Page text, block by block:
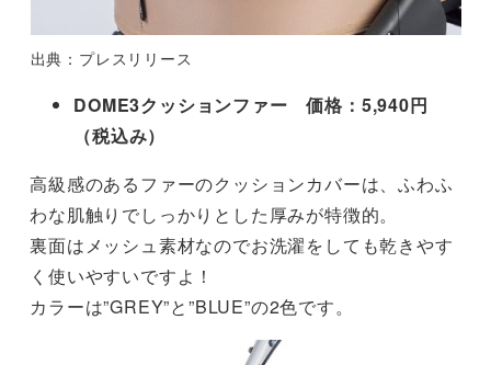
出典：プレスリリース
DOME3クッションファー
価格：5,940円
（税込み）
高級感のあるファーのクッションカバーは、ふわふ
わな肌触りでしっかりとした厚みが特徴的。
裏面はメッシュ素材なのでお洗濯をしても乾きやす
く使いやすいですよ！
カラーは”GREY”と”BLUE”の2色です。